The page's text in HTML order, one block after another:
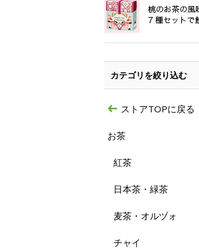
カテゴリを絞り込む
ストアTOPに戻る
お茶
紅茶
日本茶・緑茶
麦茶・オルヅォ
チャイ